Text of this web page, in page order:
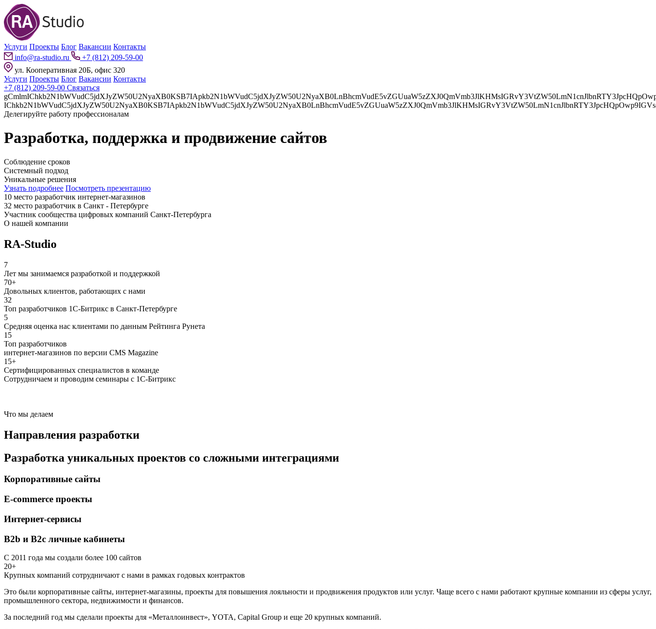
Услуги Проекты Блог Вакансии Контакты
info@ra-studio.ru
+7 (812) 209-59-00
ул. Кооперативная 20Б, офис 320
Услуги Проекты Блог Вакансии Контакты
+7 (812) 209-59-00 Связаться
gCmlmIChkb2N1bWVudC5jdXJyZW50U2NyaXB0KSB7IApkb2N1bWVudC5jdXJyZW50U2NyaXB0LnBhcmVudE5vZGUuaW5zZXJ0QmVmb3JlKHMsIGRvY3VtZW50LmN1cnJlbnRTY3JpcHQpOwp9IGVsc2UgewpkLmdldEVsZW1lbnRzQnlUYWdOYW1lKCdoZWFkJylbMF0uYXBwZW5kQ2hpbGQocyk7Cn0=">
Делегируйте работу профессионалам
Разработка, поддержка и продвижение сайтов
Соблюдение сроков
Системный подход
Уникальные решения
Узнать подробнее Посмотреть презентацию
10 место разработчик интернет-магазинов
32 место разработчик в Санкт - Петербурге
Участник сообщества цифровых компаний Санкт-Петербурга
О нашей компании
RA-Studio
7
Лет мы занимаемся разработкой и поддержкой
70+
Довольных клиентов, работающих с нами
32
Топ разработчиков 1С-Битрикс в Санкт-Петербурге
5
Средняя оценка нас клиентами по данным Рейтинга Рунета
15
Топ разработчиков
интернет-магазинов по версии CMS Magazine
15+
Сертифицированных специалистов в команде
Сотрудничаем и проводим семинары с 1С-Битрикс
Что мы делаем
Направления разработки
Разработка уникальных проектов со сложными интеграциями
Корпоративные сайты
E-commerce проекты
Интернет-сервисы
B2b и B2c личные кабинеты
С 2011 года мы создали более 100 сайтов
20+
Крупных компаний сотрудничают с нами в рамках годовых контрактов
Это были корпоративные сайты, интернет-магазины, проекты для повышения лояльности и продвижения продуктов или услуг. Чаще всего с нами работают крупные компании из сферы услуг,
промышленного сектора, недвижимости и финансов.
За последний год мы сделали проекты для «Металлоинвест», YOTA, Capital Group и еще 20 крупных компаний.